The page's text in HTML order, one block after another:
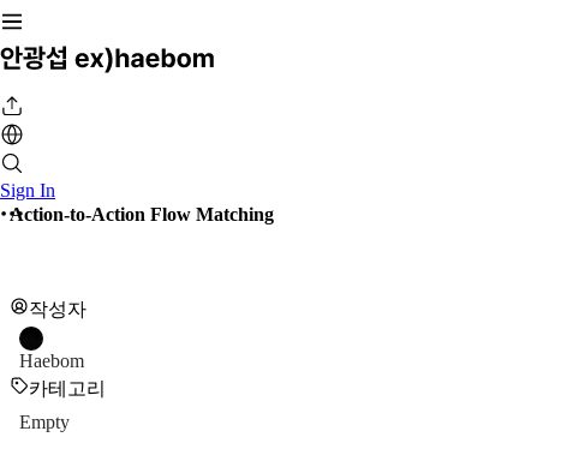
Sign In
Action-to-Action Flow Matching
작성자
Haebom
카테고리
Empty